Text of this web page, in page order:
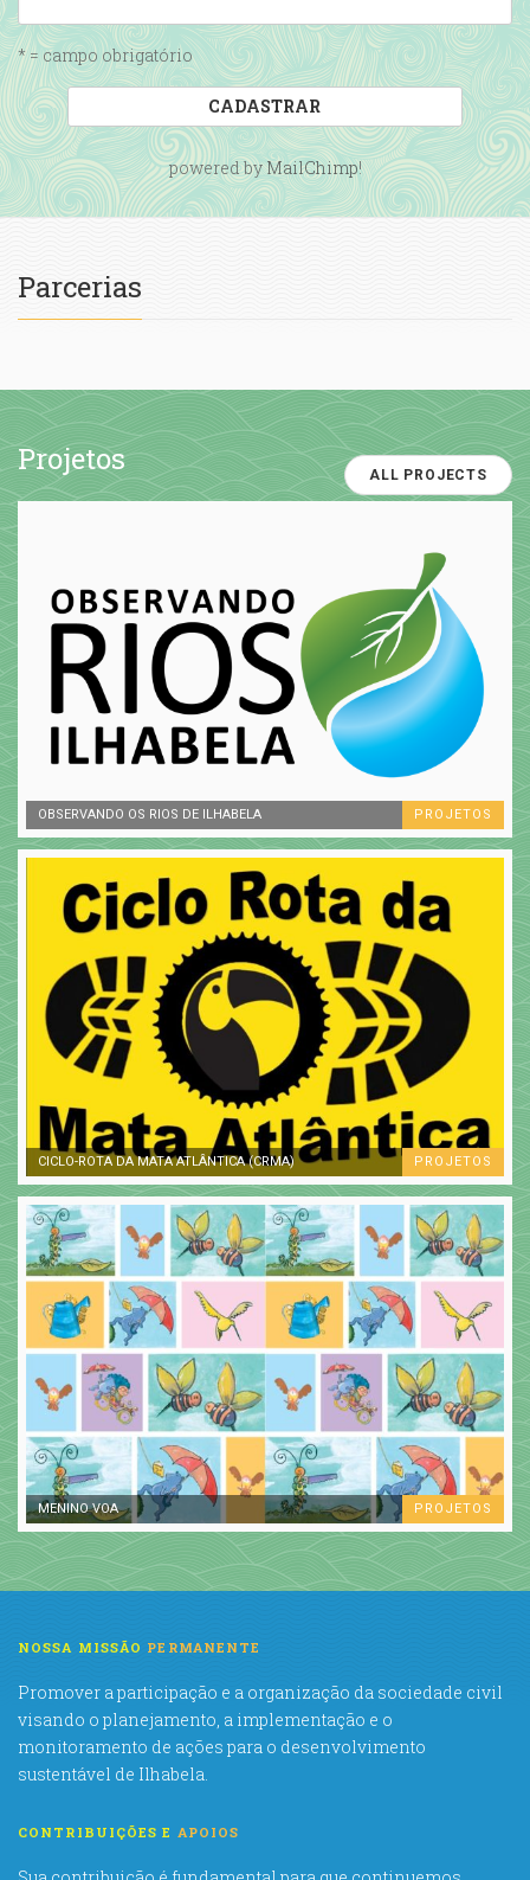
* = campo obrigatório
powered byMailChimp!
Parcerias
ALL PROJECTS
Projetos
OBSERVANDO OS RIOS DE ILHABELA PROJETOS
CICLO-ROTA DA MATA ATLÂNTICA (CRMA) PROJETOS
MENINO VOA PROJETOS
NOSSA MISSÃO PERMANENTE
Promover a participação e a organização da sociedade civil
visando o planejamento, a implementação e o
monitoramento de ações para o desenvolvimento
sustentável de Ilhabela.
CONTRIBUIÇÕES E APOIOS